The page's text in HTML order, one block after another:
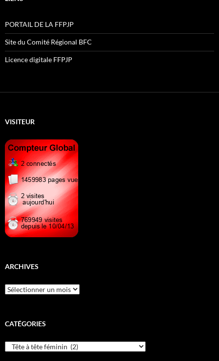
PORTAIL DE LA FFPJP
Site du Comité Régional BFC
Licence digitale FFPJP
VISITEUR
ARCHIVES
Archives
CATÉGORIES
Catégories